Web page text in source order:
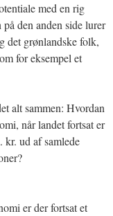
med en rig
den anden side lurer
det grønlandske folk,
for eksempel et
alt sammen: Hvordan
når landet fortsat er
ud af samlede
er der fortsat et